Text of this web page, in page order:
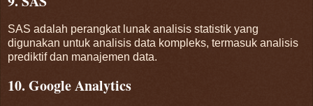
SAS adalah perangkat lunak analisis statistik yang
digunakan untuk analisis data kompleks, termasuk analisis
prediktif dan manajemen data.
10. Google Analytics